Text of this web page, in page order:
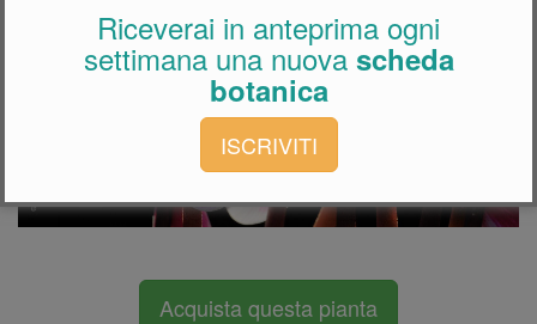
Acquista questa pianta
Riceverai in anteprima ogni
settimana una nuovascheda
botanica
ISCRIVITI